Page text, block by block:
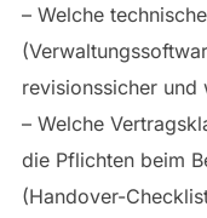
– Welche
revisionssicher und
– Welche
die Pflichten beim
(Handover-